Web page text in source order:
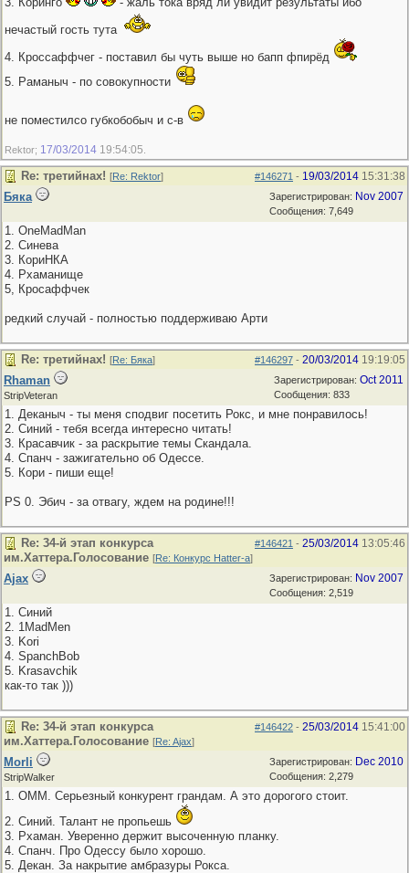
нечастый гость тута
4. Кроссаффчег - поставил бы чуть выше но бапп фпирёд
5. Раманыч - по совокупности
не поместилсо губкобобыч и с-в
Rektor; 17/03/2014 19:54:05
#146271 - 19/03/2014 15:31:38
Re: третийнах! [Re: Rektor]
Зарегистрирован: Nov 2007
Сообщения: 7,649
Бяка
1. OneMadMan
2. Синева
3. КориНКА
4. Рхаманище
5, Кросаффчек
редкий случай - полностью поддерживаю Арти
#146297 - 20/03/2014 19:19:05
Re: третийнах! [Re: Бяка]
Зарегистрирован: Oct 2011
Сообщения: 833
Rhaman
StripVeteran
1. Деканыч - ты меня сподвиг посетить Рокс, и мне понравилось!
2. Синий - тебя всегда интересно читать!
3. Красавчик - за раскрытие темы Скандала.
4. Спанч - зажигательно об Одессе.
5. Кори - пиши еще!
PS 0. Эбич - за отвагу, ждем на родине!!!
#146421 - 25/03/2014 13:05:46
Re: 34-й этап конкурса
им.Хаттера.Голосование [Re: Конкурс Hatter-a]
Зарегистрирован: Nov 2007
Сообщения: 2,519
Ajax
1. Синий
2. 1MadMen
3. Kori
4. SpanchBob
5. Krasavchik
как-то так )))
#146422 - 25/03/2014 15:41:00
Re: 34-й этап конкурса
им.Хаттера.Голосование [Re: Ajax]
Зарегистрирован: Dec 2010
Сообщения: 2,279
Morli
StripWalker
1. OMM. Серьезный конкурент грандам. А это дорогого стоит.
2. Синий. Талант не пропьешь
3. Рхаман. Уверенно держит высоченную планку.
4. Спанч. Про Одессу было хорошо.
5. Декан. За накрытие амбразуры Рокса.